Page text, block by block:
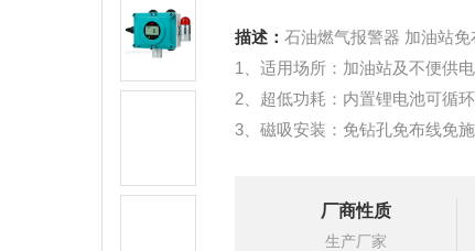
描述： 石油燃气报警器 加油站免
1、适用场所：加油站及不便供
2、超低功耗：内置锂电池可循
3、磁吸安装：免钻孔免布线免
6、遥控操作：红外遥控调试免
厂商性质
生产厂家